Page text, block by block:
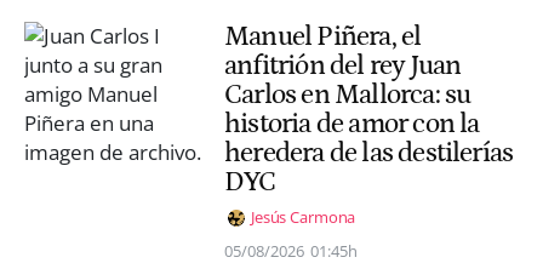
Manuel Piñera, el
anfitrión del rey Juan
Carlos en Mallorca: su
historia de amor con la
heredera de las destilerías
DYC
Jesús Carmona
05/08/2026 01:45h